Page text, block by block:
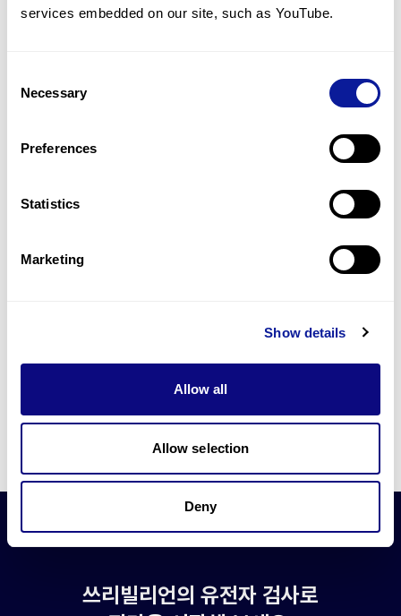
services embedded on our site, such as YouTube.
Selection
Necessary
Preferences
Statistics
Marketing
Show details
Allow all
Allow selection
Deny
미진단된 경우에 재분석을 통해 후속 케어를 받을 수 있습니다.
최신 유전학 정보 제공
블로그와 뉴스레터를 통해 최신 유전학 정보를 제공해 드립니다.
쓰리빌리언은 유전자 진단에 필요한 여러 기술의 개발과 도입에 힘쓰고 있습니
더 정확한 변이 해석과 높은 진단율을 위한 쓰리빌리언의 기술에 대해 알아보
쓰리빌리언의 유전자 검사로